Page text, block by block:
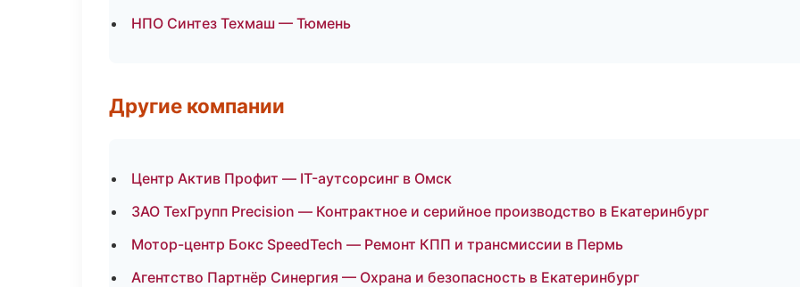
НПО Синтез Техмаш — Тюмень
Другие компании
Центр Актив Профит — IT-аутсорсинг в Омск
ЗАО ТехГрупп Precision — Контрактное и серийное производство в Екатеринбург
Мотор-центр Бокс SpeedTech — Ремонт КПП и трансмиссии в Пермь
Агентство Партнёр Синергия — Охрана и безопасность в Екатеринбург